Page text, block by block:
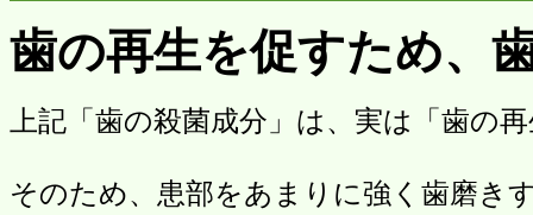
歯の再生を促すため、
上記「歯の殺菌成分」は、実は「歯の
そのため、患部をあまりに強く歯磨き